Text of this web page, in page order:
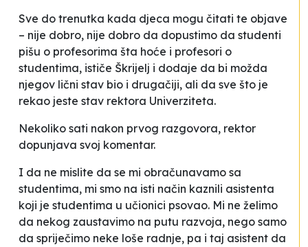
Sve do trenutka kada djeca mogu čitati te objave
– nije dobro, nije dobro da dopustimo da studenti
pišu o profesorima šta hoće i profesori o
studentima, ističe Škrijelj i dodaje da bi možda
njegov lični stav bio i drugačiji, ali da sve što je
rekao jeste stav rektora Univerziteta.
Nekoliko sati nakon prvog razgovora, rektor
dopunjava svoj komentar.
I da ne mislite da se mi obračunavamo sa
studentima, mi smo na isti način kaznili asistenta
koji je studentima u učionici psovao. Mi ne želimo
da nekog zaustavimo na putu razvoja, nego samo
da spriječimo neke loše radnje, pa i taj asistent da